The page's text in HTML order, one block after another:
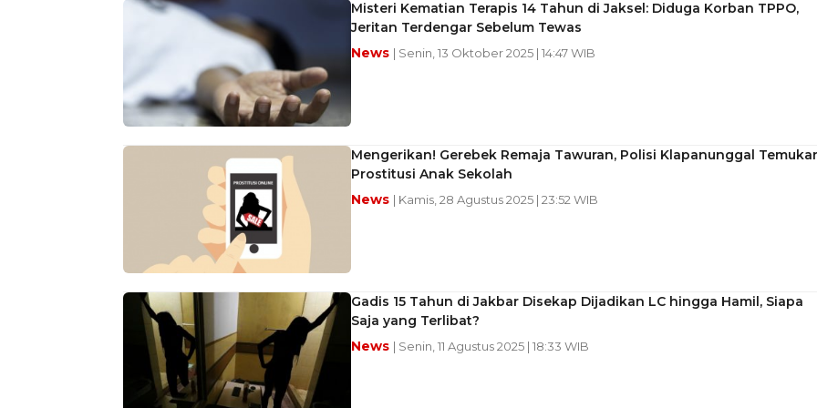
Misteri Kematian Terapis 14 Tahun di Jaksel: Diduga Korban TPPO,
Jeritan Terdengar Sebelum Tewas
News | Senin, 13 Oktober 2025 | 14:47 WIB
Mengerikan! Gerebek Remaja Tawuran, Polisi Klapanunggal
Prostitusi Anak Sekolah
News | Kamis, 28 Agustus 2025 | 23:52 WIB
Gadis 15 Tahun di Jakbar Disekap Dijadikan LC hingga Hamil, Siapa
Saja yang Terlibat?
News | Senin, 11 Agustus 2025 | 18:33 WIB